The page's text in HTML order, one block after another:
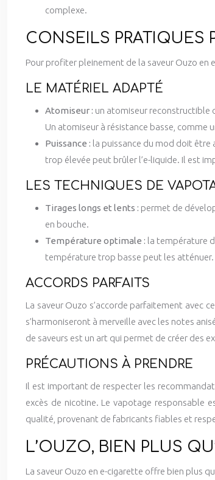
complexe.
CONSEILS PRATIQUES
Pour profiter pleinement de la saveur Ouzo
LE MATÉRIEL ADAPTÉ
Atomiseur : un atomiseur reconstructible
Un atomiseur à résistance basse, comme
Puissance : la puissance du mod doit être
trop élevée peut brûler l’e-liquide. Il est
LES TECHNIQUES DE
Tirages longs et lents : permet de
en bouche.
Température optimale : la température
température trop basse peut les
ACCORDS PARFAITS
La saveur Ouzo s’accorde parfaitement avec
s’harmoniseront à merveille avec les notes
de saveurs est un art qui permet de créer des
PRÉCAUTIONS À PRENDRE
Il est important de respecter les
excès de nicotine. Le vapotage responsable
qualité, provenant de fabricants fiables et
L’OUZO, BIEN PLUS
La saveur Ouzo en e-cigarette offre bien plus